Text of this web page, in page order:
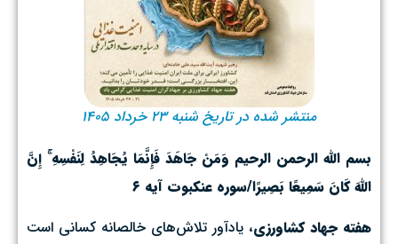
منتشر شده در تاریخ شنبه ۲۳ خرداد ۱۴۰۵
بسم الله الرحمن الرحیم وَمَنْ جَاهَدَ فَإِنَّمَا يُجَاهِدُ لِنَفْسِهِ ۚ إِنَّ
اللَّهَ كَانَ سَمِيعًا بَصِيرًا/سوره عنکبوت آیه ۶
هفته جهاد کشاورزی، یادآور تلاش‌های خالصانه کسانی است